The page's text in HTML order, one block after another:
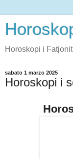
Horoskopi i
sabato 1 marzo 2025
Horoskopi i